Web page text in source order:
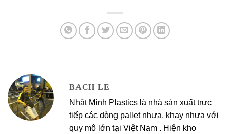
BACH LE
Nhật Minh Plastics là nhà sản xuất trực
tiếp các dòng pallet nhựa, khay nhựa với
quy mô lớn tại Việt Nam . Hiện kho